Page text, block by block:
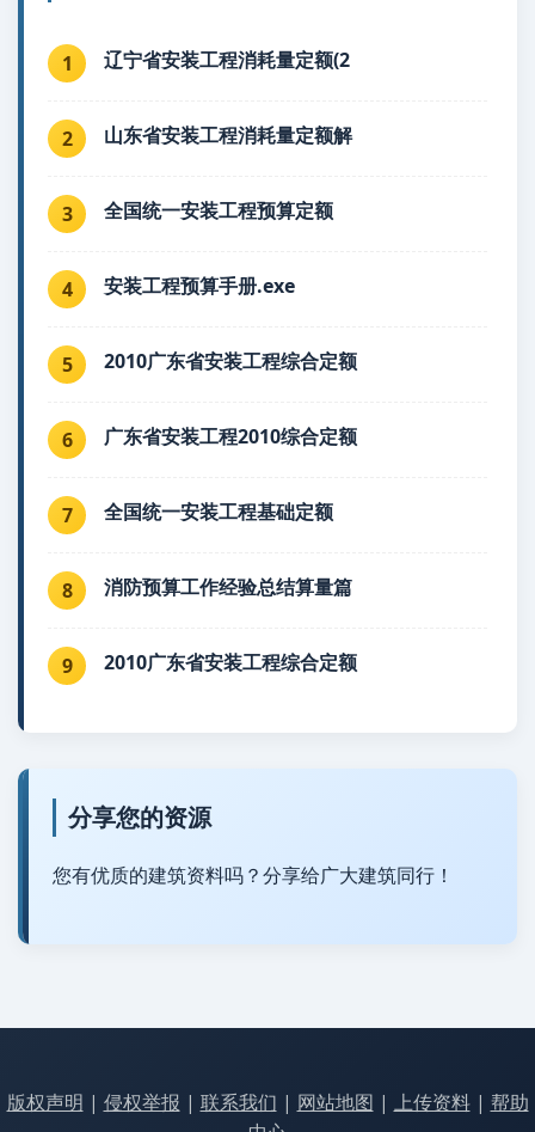
1 辽宁省安装工程消耗量定额(2
2 山东省安装工程消耗量定额解
3 全国统一安装工程预算定额
4 安装工程预算手册.exe
5 2010广东省安装工程综合定额
6 广东省安装工程2010综合定额
7 全国统一安装工程基础定额
8 消防预算工作经验总结算量篇
9 2010广东省安装工程综合定额
分享您的资源
您有优质的建筑资料吗？分享给广大建筑同行！
版权声明 | 侵权举报 | 联系我们 | 网站地图 | 上传资料| 帮助